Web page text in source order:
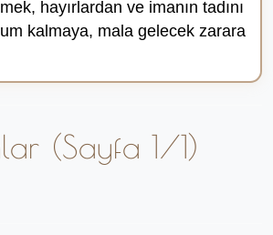
hayırlardan ve imanın tadını
kalmaya, mala gelecek za­rara
(Sayfa 1/1)